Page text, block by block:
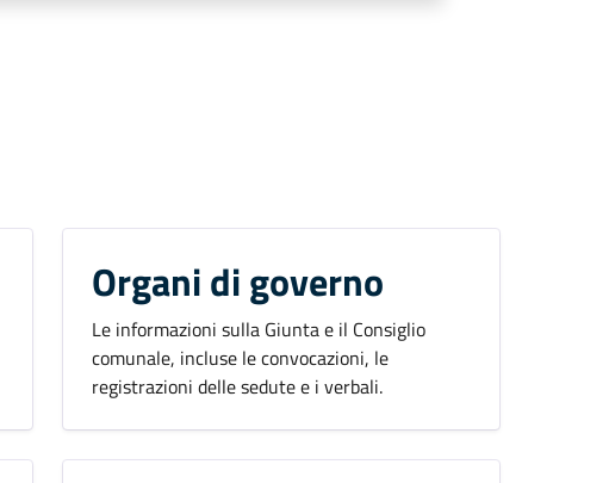
Organi di governo
Le informazioni sulla Giunta e il Consiglio
comunale, incluse le convocazioni, le
registrazioni delle sedute e i verbali.